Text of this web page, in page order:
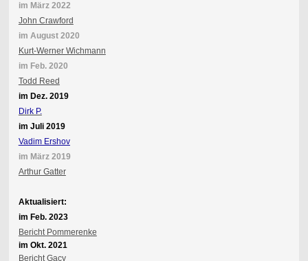
im März 2022
John Crawford
im August 2020
Kurt-Werner Wichmann
im Feb. 2020
Todd Reed
im Dez. 2019
Dirk P.
im Juli 2019
Vadim Ershov
im März 2019
Arthur Gatter
Aktualisiert:
im Feb. 2023
Bericht Pommerenke
im Okt. 2021
Bericht Gacy